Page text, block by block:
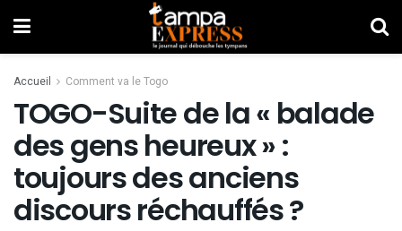
Accueil Comment va le Togo
TOGO-Suite de la « balade
des gens heureux » :
toujours des anciens
discours réchauffés ?